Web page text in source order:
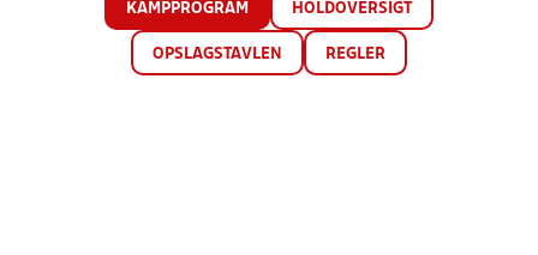
KAMPPROGRAM HOLDOVERSIGT
OPSLAGSTAVLEN REGLER